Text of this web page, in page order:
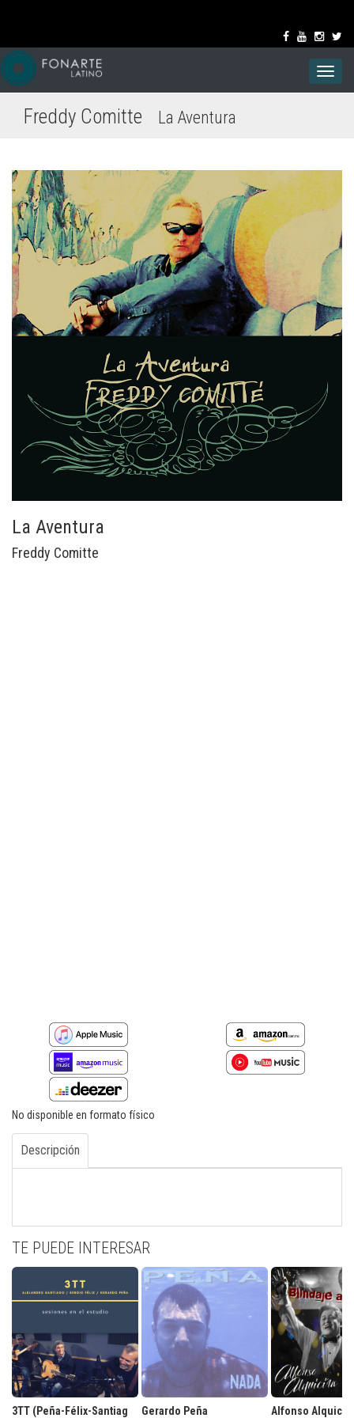
Freddy Comitte La Aventura
La Aventura
Freddy Comitte
No disponible en formato físico
Descripción
TE PUEDE INTERESAR
3TT (Peña-Félix-Santiag Gerardo Peña Alfonso Alquicira